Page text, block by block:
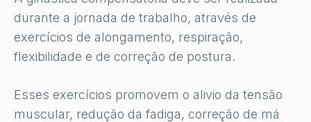
durante a jornada de trabalho, através de
exercícios de alongamento, respiração,
flexibilidade e de correção de postura.
Esses exercícios promovem o alivio da tensão
muscular, redução da fadiga, correção de má